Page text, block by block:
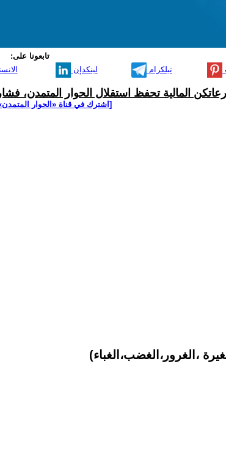
تابعونا على:
لينكدإن تيلكرام
المالية تحفظ استقلال الحوار المتمدن،
[اشترك في قناة ‫«الحوار
،الغرور،الغضب،الغباء)